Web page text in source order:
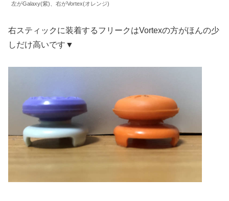
左がGalaxy(紫)、右がVortex(オレンジ)
右スティックに装着するフリークはVortexの方がほんの少
しだけ高いです▼